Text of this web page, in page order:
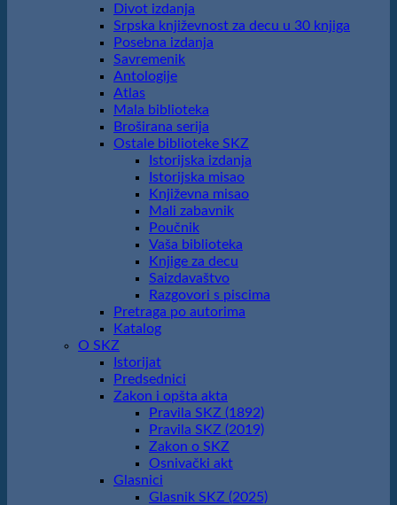
Divot izdanja
Srpska književnost za decu u 30 knjiga
Posebna izdanja
Savremenik
Antologije
Atlas
Mala biblioteka
Broširana serija
Ostale biblioteke SKZ
Istorijska izdanja
Istorijska misao
Književna misao
Mali zabavnik
Poučnik
Vaša biblioteka
Knjige za decu
Saizdavaštvo
Razgovori s piscima
Pretraga po autorima
Katalog
O SKZ
Istorijat
Predsednici
Zakon i opšta akta
Pravila SKZ (1892)
Pravila SKZ (2019)
Zakon o SKZ
Osnivački akt
Glasnici
Glasnik SKZ (2025)